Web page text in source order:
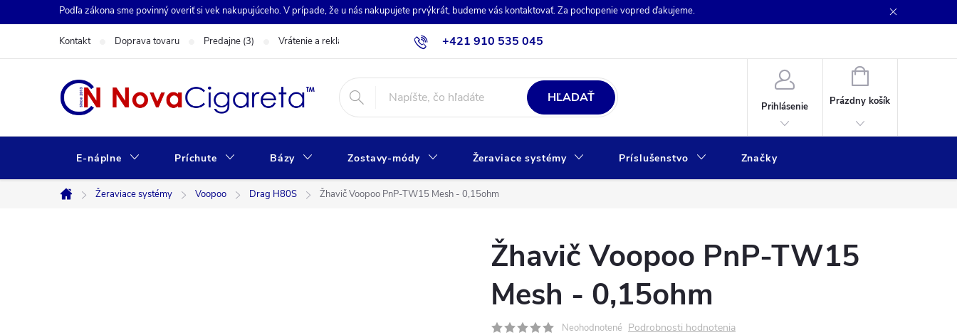
na
Podľa zákona sme povinný overiť si vek nakupujúceho. V prípade, že u nás nakupujete prvýkrát, budeme vás kontaktovať. Za pochopenie vopred ďakujeme.
+421 910 535 045
Kontakt Doprava tovaru Predajne (3) Vrátenie a reklamácia Obchodné podmienky Ochrana osobných údajov
HĽADAŤ
Prihlásenie
NÁKUPNÝ
KOŠÍK
Prázdny košík
E-náplne Príchute Bázy Zostavy-módy Žeraviace systémy Príslušenstvo Značky
Domov
Žeraviace systémy Voopoo Drag H80S Žhavič Voopoo PnP-TW15 Mesh - 0,15ohm
Žhavič Voopoo PnP-TW15
Mesh - 0,15ohm
Neohodnotené Podrobnosti hodnotenia